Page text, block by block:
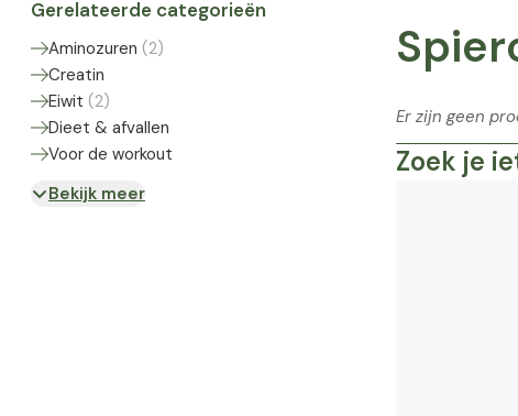
Gerelateerde categorieën
Aminozuren (2)
Creatin
Eiwit (2)
Dieet & afvallen
Voor de workout
Bekijk meer
Er zijn geen
Zoek je